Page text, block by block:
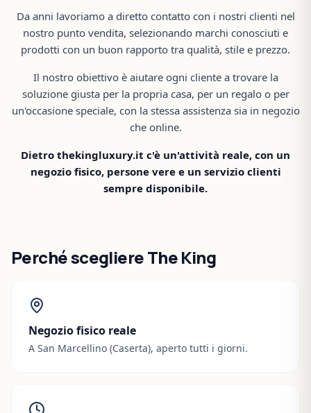
Da anni lavoriamo a diretto contatto con i nostri clienti nel
nostro punto vendita, selezionando marchi conosciuti e
prodotti con un buon rapporto tra qualità, stile e prezzo.
Il nostro obiettivo è aiutare ogni cliente a trovare la
soluzione giusta per la propria casa, per un regalo o per
un'occasione speciale, con la stessa assistenza sia in negozio
che online.
Dietro thekingluxury.it c'è un'attività reale, con un
negozio fisico, persone vere e un servizio clienti
sempre disponibile.
Perché scegliere The King
Negozio fisico reale
A San Marcellino (Caserta), aperto tutti i giorni.